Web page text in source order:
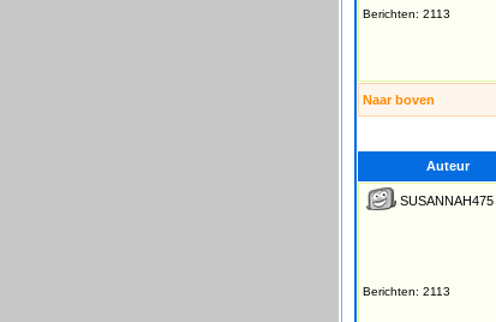
Berichten: 2113
Naar boven
Auteur
SUSANNAH475
Berichten: 2113